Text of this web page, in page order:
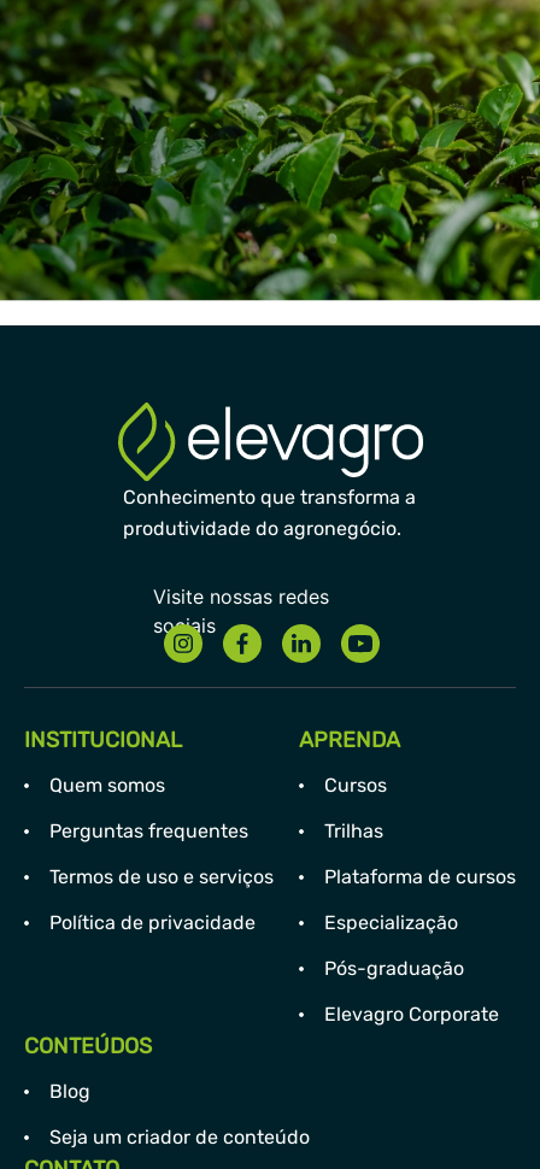
Conhecimento que transforma a
produtividade do agronegócio.
INSTITUCIONAL
Quem somos
Perguntas frequentes
Termos de uso e serviços
Política de privacidade
APRENDA
Cursos
Trilhas
Plataforma de cursos
Especialização
Pós-graduação
Elevagro Corporate
CONTEÚDOS
Blog
Seja um criador de conteúdo